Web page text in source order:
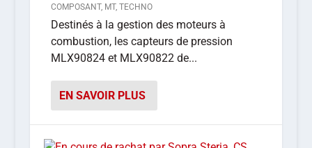
COMPOSANT, MT, TECHNO
Destinés à la gestion des moteurs à
combustion, les capteurs de pression
MLX90824 et MLX90822 de...
EN SAVOIR PLUS